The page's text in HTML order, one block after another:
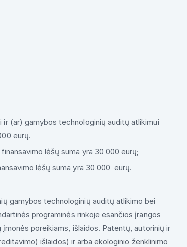
ir (ar) gamybos technologinių auditų atlikimui
eurų.
lėšų suma yra 30 000 eurų;
lėšų suma yra 30 000 eurų.
gamybos technologinių auditų atlikimo bei
programinės rinkoje esančios įrangos
poreikiams, išlaidos. Patentų, autorinių ir
išlaidos) ir arba ekologinio ženklinimo